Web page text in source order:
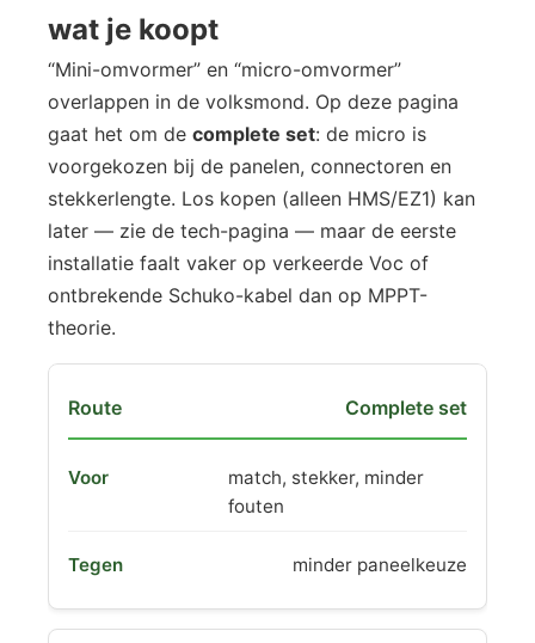
wat je koopt
“Mini-omvormer” en “micro-omvormer”
overlappen in de volksmond. Op deze pagina
gaat het om de complete set: de micro is
voorgekozen bij de panelen, connectoren en
stekkerlengte. Los kopen (alleen HMS/EZ1) kan
later — zie de tech-pagina — maar de eerste
installatie faalt vaker op verkeerde Voc of
ontbrekende Schuko-kabel dan op MPPT-
theorie.
Complete set
match, stekker, minder
fouten
minder paneelkeuze